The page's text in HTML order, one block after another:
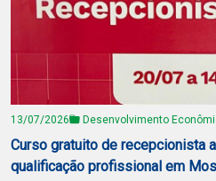
13/07/2026 Desenvolvimento
Curso gratuito de recepcionista
qualificação profissional em